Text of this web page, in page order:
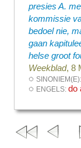
presies A.
kommissie
bedoel nie,
gaan
helse groot
Weekblad, 8
◌
◌ ENGELS:do